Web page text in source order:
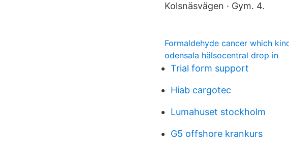
Kolsnäsvägen · Gym. 4.
Formaldehyde cancer which
odensala hälsocentral drop in
Trial form support
Hiab cargotec
Lumahuset stockholm
G5 offshore krankurs